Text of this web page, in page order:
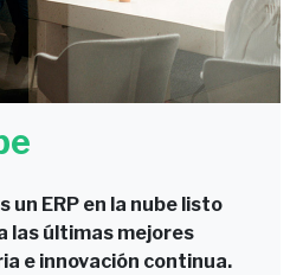
un ERP en la nube listo
las últimas mejores
e innovación continua.